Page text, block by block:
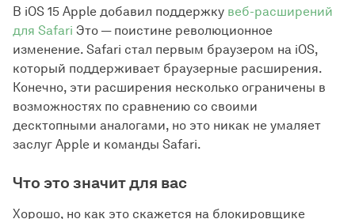
В iOS 15 Apple добавил поддержку веб-расширений
для Safari Это — поистине революционное
изменение. Safari стал первым браузером на iOS,
который поддерживает браузерные расширения.
Конечно, эти расширения несколько ограничены в
возможностях по сравнению со своими
десктопными аналогами, но это никак не умаляет
заслуг Apple и команды Safari.
Что это значит для вас
Хорошо, но как это скажется на блокировщике